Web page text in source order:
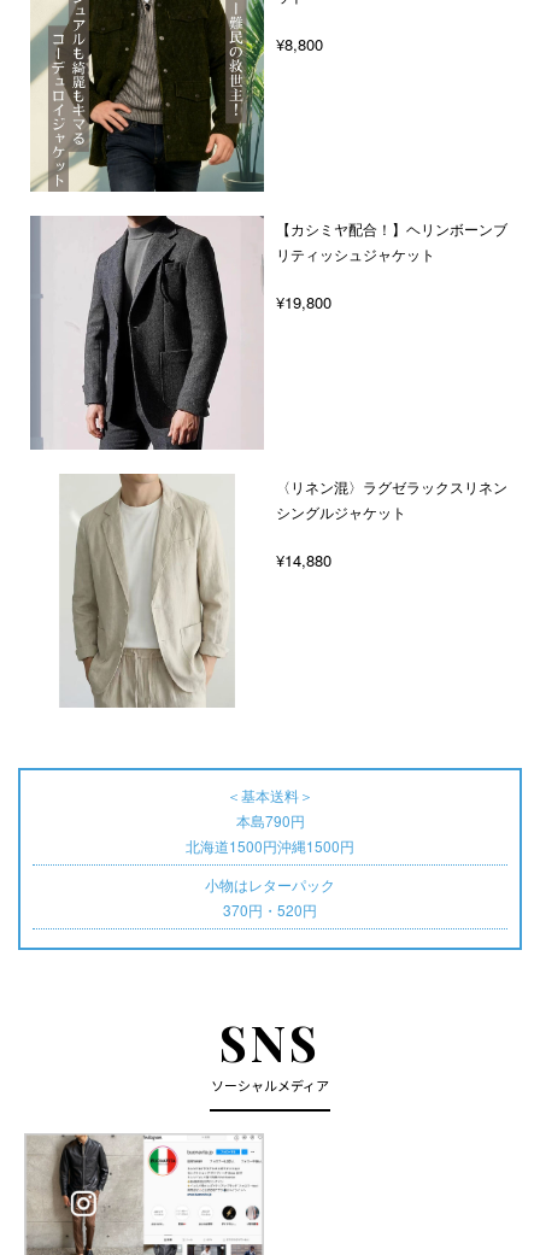
¥8,800
【カシミヤ配合！】ヘリンボーンブ
リティッシュジャケット
¥19,800
〈リネン混〉ラグゼラックスリネン
シングルジャケット
¥14,880
＜基本送料＞
本島790円
北海道1500円沖縄1500円
小物はレターパック
370円・520円
SNS
ソーシャルメディア